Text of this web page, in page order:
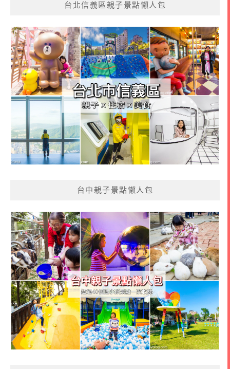
台北信義區親子景點懶人包
台中親子景點懶人包